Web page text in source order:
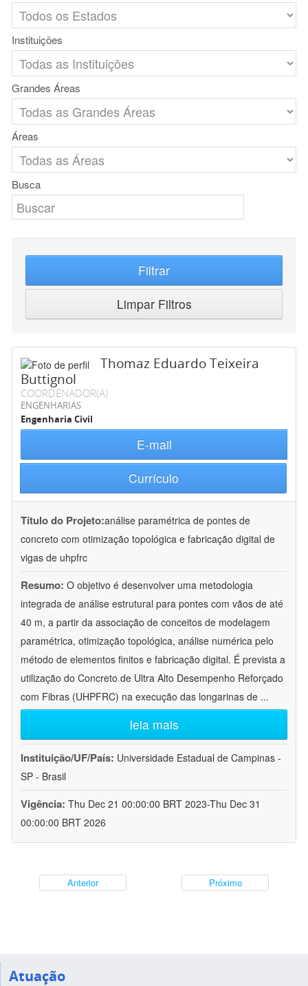
Instituições
Grandes Áreas
Áreas
Busca
Filtrar
Limpar Filtros
Thomaz Eduardo Teixeira
Buttignol
COORDENADOR(A)
ENGENHARIAS
Engenharia Civil
E-mail
Currículo
Título do Projeto:análise paramétrica de pontes de
concreto com otimização topológica e fabricação digital de
vigas de uhpfrc
Resumo: O objetivo é desenvolver uma metodologia
integrada de análise estrutural para pontes com vãos de até
40 m, a partir da associação de conceitos de modelagem
paramétrica, otimização topológica, análise numérica pelo
método de elementos finitos e fabricação digital. É prevista a
utilização do Concreto de Ultra Alto Desempenho Reforçado
com Fibras (UHPFRC) na execução das longarinas de ...
leia mais
Instituição/UF/País: Universidade Estadual de Campinas -
SP - Brasil
Vigência: Thu Dec 21 00:00:00 BRT 2023-Thu Dec 31
00:00:00 BRT 2026
Anterior Próximo
Atuação